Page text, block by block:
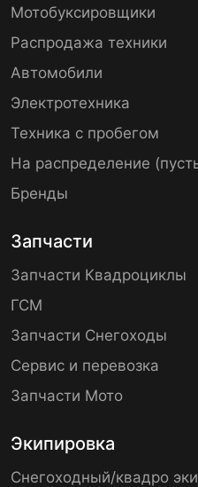
Мотобуксировщики
Распродажа техники
Автомобили
Электротехника
Техника с пробегом
На распределение
Бренды
Запчасти
Запчасти Квадроциклы
ГСМ
Запчасти Снегоходы
Сервис и перевозка
Запчасти Мото
Экипировка
Снегоходный/квадро